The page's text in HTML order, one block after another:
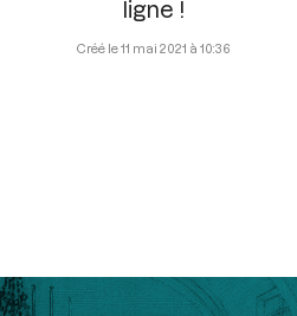
ligne !
11 mai 2021 à 10:36